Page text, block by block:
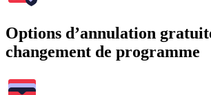
Options d’annulation
changement de programme